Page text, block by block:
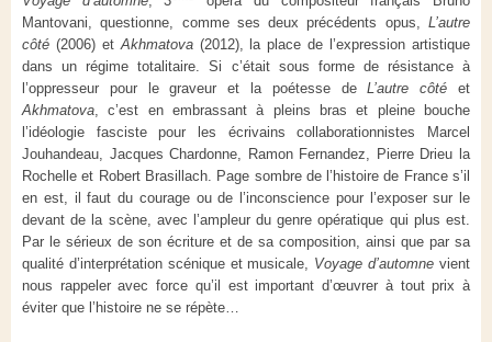
Mantovani, questionne, comme ses deux précédents opus, L’autre
côté (2006) etAkhmatova (2012), la place de l’expression artistique
dans un régime totalitaire. Si c’était sous forme de résistance à
l’oppresseur pour le graveur et la poétesse deL’autre côtéet
Akhmatova, c’est en embrassant à pleins bras et pleine bouche
l’idéologie fasciste pour les écrivains collaborationnistes Marcel
Jouhandeau, Jacques Chardonne, Ramon Fernandez, Pierre Drieu la
Rochelle et Robert Brasillach. Page sombre de l’histoire de France s’il
en est, il faut du courage ou de l’inconscience pour l’exposer sur le
devant de la scène, avec l’ampleur du genre opératique qui plus est.
Par le sérieux de son écriture et de sa composition, ainsi que par sa
qualité d’interprétation scénique et musicale, Voyage d’automne vient
nous rappeler avec force qu’il est important d’œuvrer à tout prix à
éviter que l’histoire ne se répète…